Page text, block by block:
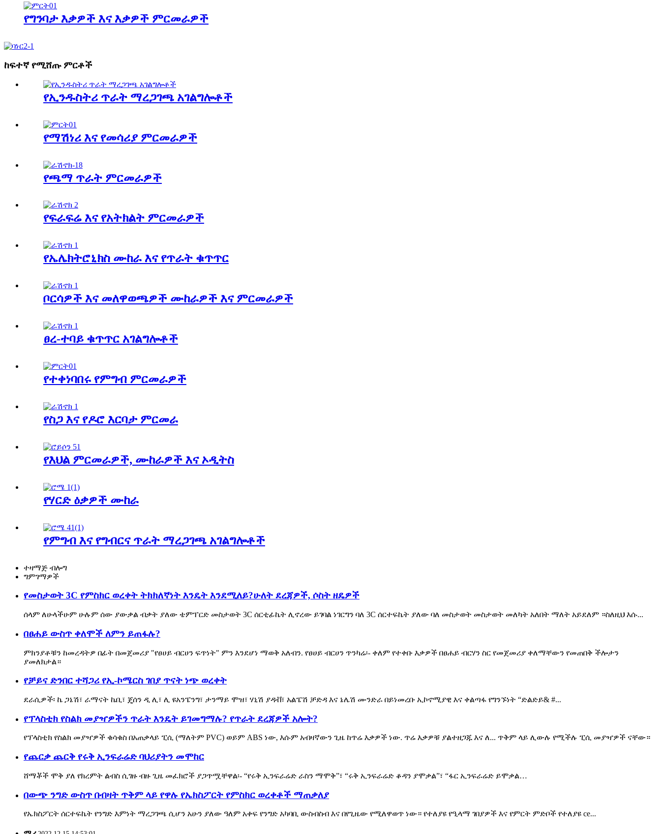
የግንባታ እቃዎች እና እቃዎች ምርመራዎች
ከፍተኛ የሚሸጡ ምርቶች
የኢንዱስትሪ ጥራት ማረጋገጫ አገልግሎቶች
የማሽነሪ እና የመሳሪያ ምርመራዎች
የጫማ ጥራት ምርመራዎች
የፍራፍሬ እና የአትክልት ምርመራዎች
የኤሌክትሮኒክስ ሙከራ እና የጥራት ቁጥጥር
ቦርሳዎች እና መለዋወጫዎች ሙከራዎች እና ምርመራዎች
ፀረ-ተባይ ቁጥጥር አገልግሎቶች
የተቀነባበሩ የምግብ ምርመራዎች
የስጋ እና የዶሮ እርባታ ምርመራ
የእህል ምርመራዎች, ሙከራዎች እና ኦዲትስ
የሃርድ ዕቃዎች ሙከራ
የምግብ እና የግብርና ጥራት ማረጋገጫ አገልግሎቶች
ተዛማጅ ብሎግ
ግምገማዎች
የመስታወት 3C የምስክር ወረቀት ትክክለኛነት እንዴት እንደሚለይ?ሁለት ደረጃዎች, ሶስት ዘዴዎች
ሰላም ለሁላችሁም ሁሉም ሰው ያውቃል ብቃት ያለው ቴምፐርድ መስታወት 3C ሰርቲፊኬት ሊኖረው ይገባል ነገርግን ባለ 3C ሰርተፍኬት ያለው ባለ መስታወት መስታወት መለካት አለበት ማለት አይደለም ።ስለዚህ እሱ...
በፀሐይ ውስጥ ቀለሞች ለምን ይጠፋሉ?
ምክንያቶቹን ከመረዳትዎ በፊት በመጀመሪያ "የፀሀይ ብርሀን ፍጥነት" ምን እንደሆነ ማወቅ አለብን. የፀሀይ ብርሀን ጥንካሬ፡- ቀለም የተቀቡ እቃዎች በፀሐይ ብርሃን ስር የመጀመሪያ ቀለማቸውን የመጠበቅ ችሎታን
ያመለክታል።
የቻይና ድንበር ተሻጋሪ የኢ-ኮሜርስ ገበያ ጥናት ነጭ ወረቀት
ደራሲዎች፡ ኬ ጋኔሽ፣ ራማናት ኬቢ፣ ጄሰን ዲ ሊ፣ ሊ ዩአንፔንግ፣ ታንማይ ሞዝ፣ ሃኒሽ ያዳቭ፣ አልፔሽ ቻድዳ እና ኔሌሽ ሙንድራ በይነመረቡ ኢኮኖሚያዊ እና ቀልጣፋ የግንኙነት “ድልድይ& #...
የፕላስቲክ የስልክ መያዣዎችን ጥራት እንዴት ይገመግማሉ? የጥራት ደረጃዎች አሎት?
የፕላስቲክ የስልክ መያዣዎች ቁሳቁስ በአጠቃላይ ፒሲ (ማለትም PVC) ወይም ABS ነው, እሱም አብዛኛውን ጊዜ ከጥሬ እቃዎች ነው. ጥሬ እቃዎቹ ያልተዘጋጁ እና ለ... ጥቅም ላይ ሊውሉ የሚችሉ ፒሲ መያዣዎች ናቸው።
የጨርቃ ጨርቅ የሩቅ ኢንፍራሬድ ባህሪያትን መሞከር
ሸማቾች ሞቅ ያለ የክረምት ልብስ ሲገዙ ብዙ ጊዜ መፈክሮች ያጋጥሟቸዋል፡- “የሩቅ ኢንፍራሬድ ራስን ማሞቅ”፣ “ሩቅ ኢንፍራሬድ ቆዳን ያሞቃል”፣ “ፋር ኢንፍራሬድ ይሞቃል…
በውጭ ንግድ ውስጥ በብዛት ጥቅም ላይ የዋሉ የኤክስፖርት የምስክር ወረቀቶች ማጠቃለያ
የኤክስፖርት ሰርተፍኬት የንግድ እምነት ማረጋገጫ ሲሆን አሁን ያለው ዓለም አቀፍ የንግድ አካባቢ ውስብስብ እና በየጊዜው የሚለዋወጥ ነው። የተለያዩ የዒላማ ገበያዎች እና የምርት ምድቦች የተለያዩ ce...